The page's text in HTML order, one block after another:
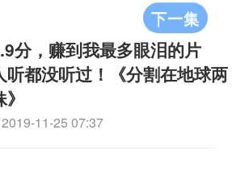
下一集
分，赚到我最多眼泪的片
听都没听过！《分割在地球两
11-25 07:37